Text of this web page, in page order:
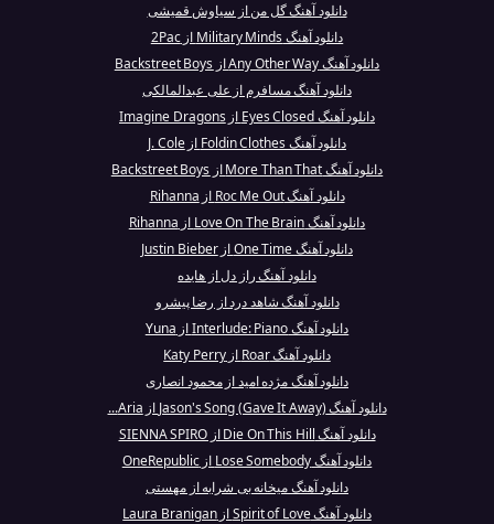
دانلود آهنگ گل من از سیاوش قمیشی
دانلود آهنگ Military Minds از 2Pac
دانلود آهنگ Any Other Way از Backstreet Boys
دانلود آهنگ مسافرم از علی عبدالمالکی
دانلود آهنگ Eyes Closed از Imagine Dragons
دانلود آهنگ Foldin Clothes از J. Cole
دانلود آهنگ More Than That از Backstreet Boys
دانلود آهنگ Roc Me Out از Rihanna
دانلود آهنگ Love On The Brain از Rihanna
دانلود آهنگ One Time از Justin Bieber
دانلود آهنگ راز دل از هایده
دانلود آهنگ شاهد درد از رضا پیشرو
دانلود آهنگ Interlude: Piano از Yuna
دانلود آهنگ Roar از Katy Perry
دانلود آهنگ مژده امید از محمود انصاری
دانلود آهنگ Jason's Song (Gave It Away) از Aria...
دانلود آهنگ Die On This Hill از SIENNA SPIRO
دانلود آهنگ Lose Somebody از OneRepublic
دانلود آهنگ میخانه بی شرابه از مهستی
دانلود آهنگ Spirit of Love از Laura Branigan